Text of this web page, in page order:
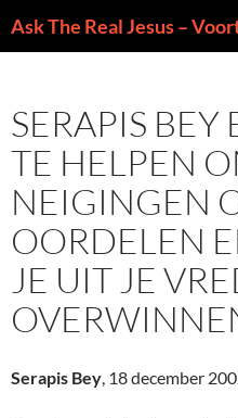
naar
SERAPIS BEY
TE HELPEN
NEIGINGEN
OORDELEN
JE UIT JE
Serapis Bey, 18 december